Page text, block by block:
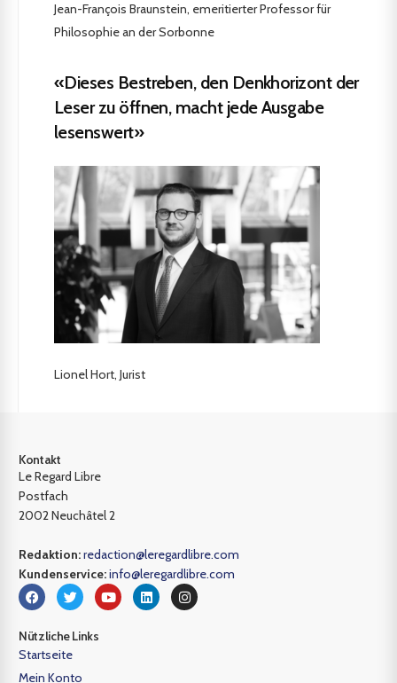
Jean-François Braunstein, emeritierter Professor für
Philosophie an der Sorbonne
«Dieses Bestreben, den Denkhorizont der
Leser zu öffnen, macht jede Ausgabe
lesenswert»
Lionel Hort, Jurist
Kontakt
Le Regard Libre
Postfach
2002 Neuchâtel 2
Redaktion:redaction@leregardlibre.com
Kundenservice:info@leregardlibre.com
Nützliche Links
Startseite
Mein Konto